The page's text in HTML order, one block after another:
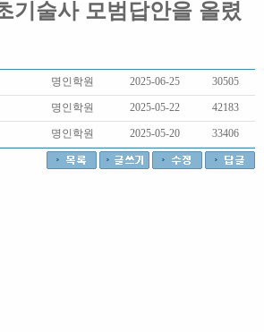
기술사 모범답안을 올렸
명인학원 2025-06-25 30505
명인학원 2025-05-22 42183
명인학원 2025-05-20 33406